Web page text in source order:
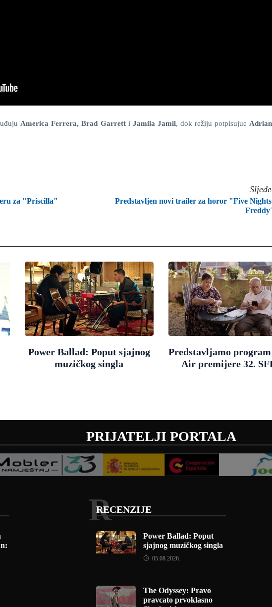
America Ferrera, Brad Garretti Jamila Jamil, dok režiju potpisujue
za "Priscilla"
Predstavljen novi trailer za horor "Five
Power Ballad: Poput sjajnog
muzičkog singla
Predstavljamo
Air premijere 32.
PRIJATELJI PORTALA
RECENZIJE
R
Power Ballad: Poput
sjajnog muzičkog singla
05.08.2026.
The Odyssey: Pravo
pravcato prvoklasno